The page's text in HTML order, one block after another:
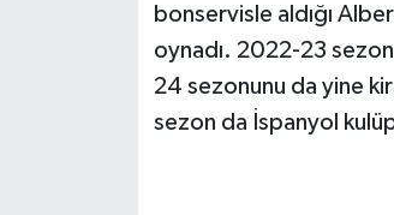
bonservisle aldığı
oynadı. 2022-23
24 sezonunu da yine
sezon da İspanyol